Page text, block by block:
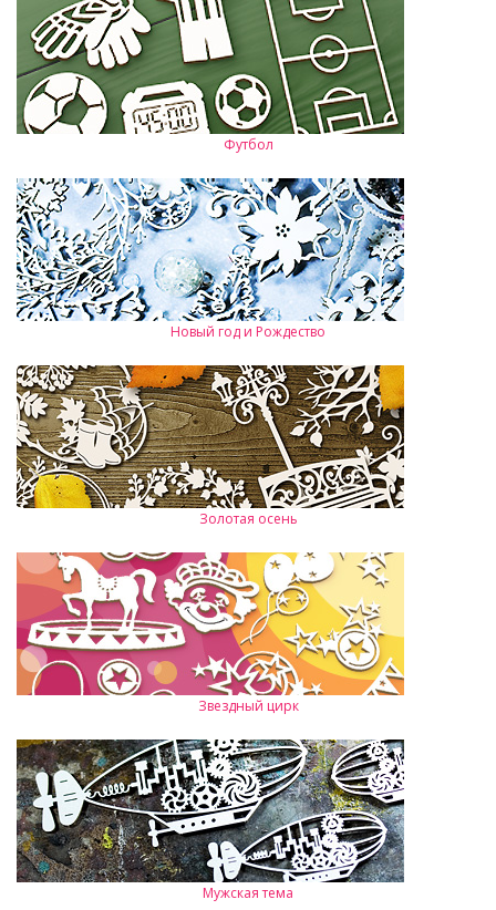
Футбол
Новый год и Рождество
Золотая осень
Звездный цирк
Мужская тема